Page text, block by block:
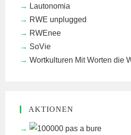
Lautonomia
RWE unplugged
RWEnee
SoVie
Wortkulturen Mit Worten die
AKTIONEN